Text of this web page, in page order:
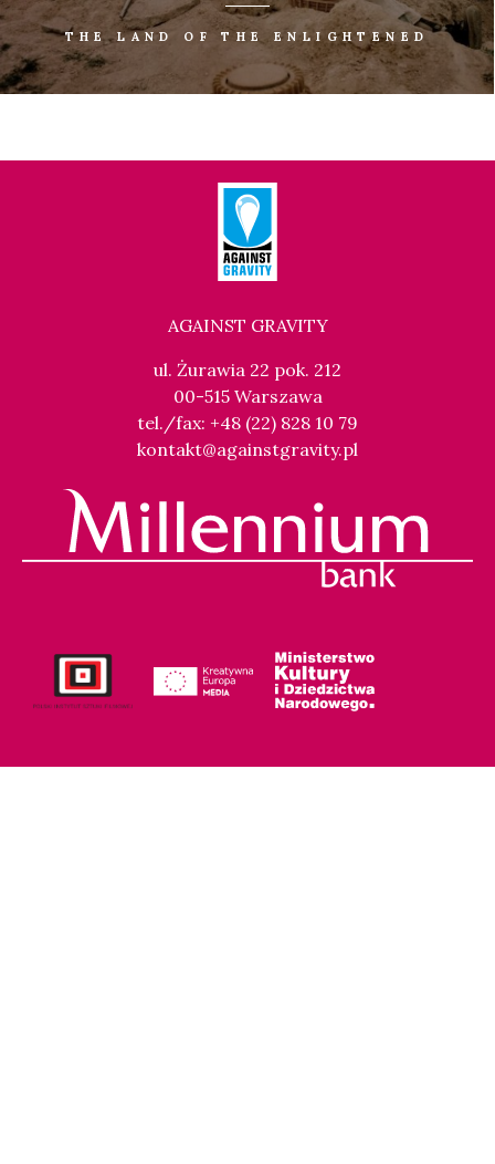
THE LAND OF THE ENLIGHTENED
AGAINST GRAVITY
ul. Żurawia 22 pok. 212
00-515 Warszawa
tel./fax: +48 (22) 828 10 79
kontakt@againstgravity.pl